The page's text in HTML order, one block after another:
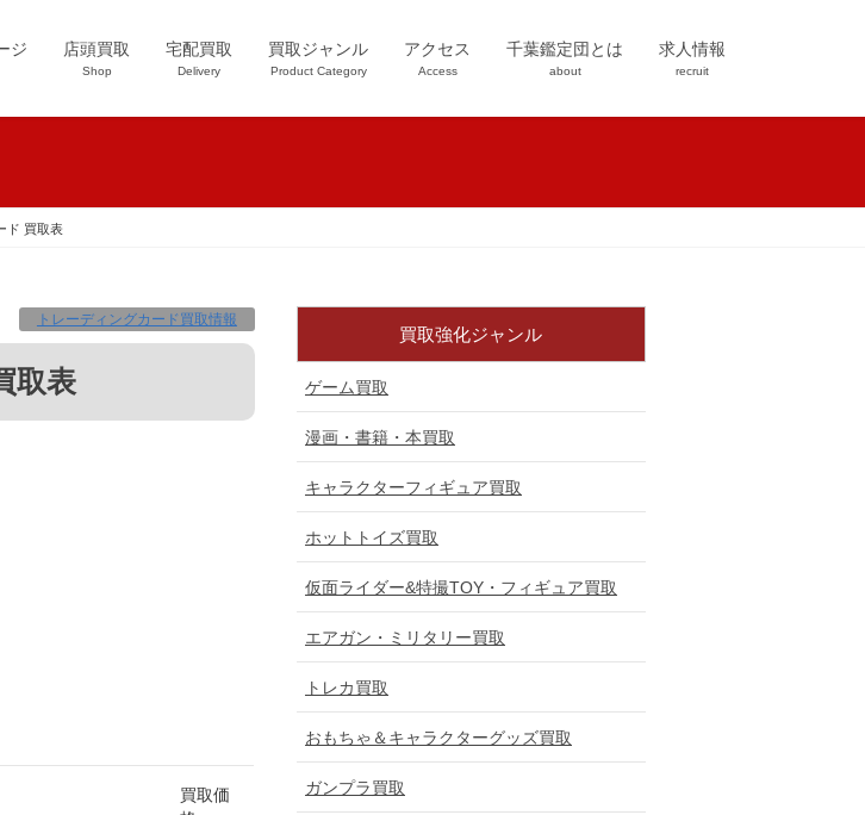
ジ 店頭買取
Shop
宅配買取
Delivery
買取ジャンル
Product Category
アクセス
Access
千葉鑑定団とは
about
求人情報
recruit
ド 買取表
トレーディングカード買取情報
取表
買取価
買取強化ジャンル
ゲーム買取
漫画・書籍・本買取
キャラクターフィギュア買取
ホットトイズ買取
仮面ライダー&特撮TOY・フィギュア買取
エアガン・ミリタリー買取
トレカ買取
おもちゃ＆キャラクターグッズ買取
ガンプラ買取